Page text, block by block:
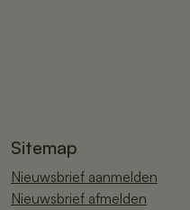
Sitemap
Nieuwsbrief aanmelden
Nieuwsbrief afmelden